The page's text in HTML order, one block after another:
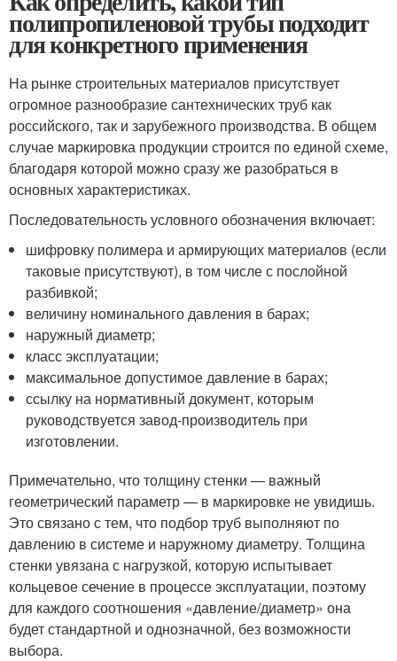
полипропиленовой трубы подходит
для конкретного применения
На рынке строительных материалов присутствует
огромное разнообразие сантехнических труб как
российского, так и зарубежного производства. В общем
случае маркировка продукции строится по единой схеме,
благодаря которой можно сразу же разобраться в
основных характеристиках.
Последовательность условного обозначения включает:
шифровку полимера и армирующих материалов (если
таковые присутствуют), в том числе с послойной
разбивкой;
величину номинального давления в барах;
наружный диаметр;
класс эксплуатации;
максимальное допустимое давление в барах;
ссылку на нормативный документ, которым
руководствуется завод-производитель при
изготовлении.
Примечательно, что толщину стенки — важный
геометрический параметр — в маркировке не увидишь.
Это связано с тем, что подбор труб выполняют по
давлению в системе и наружному диаметру. Толщина
стенки увязана с нагрузкой, которую испытывает
кольцевое сечение в процессе эксплуатации, поэтому
для каждого соотношения «давление/диаметр» она
будет стандартной и однозначной, без возможности
выбора.